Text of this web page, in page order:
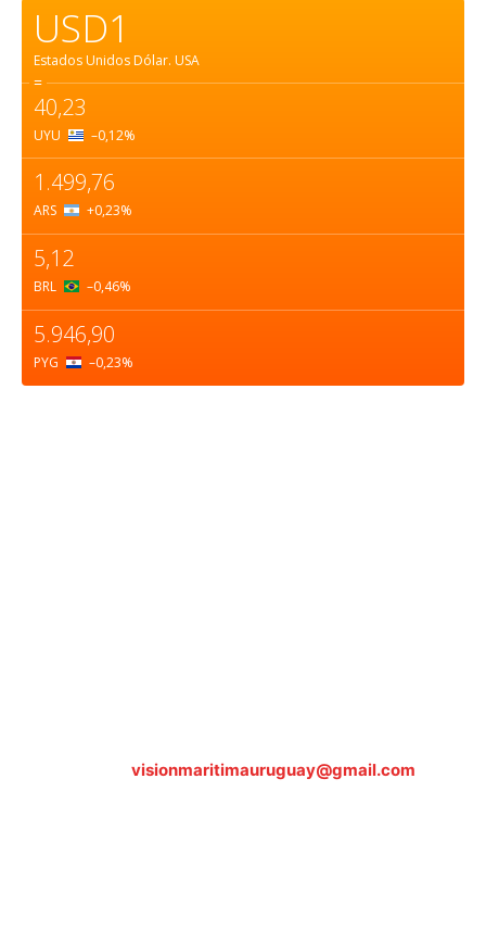
USD1
Estados Unidos Dólar. USA
=
40,23
UYU –0,12%
1.499,76
ARS +0,23%
5,12
BRL –0,46%
5.946,90
PYG –0,23%
visionmaritimauruguay@gmail.com